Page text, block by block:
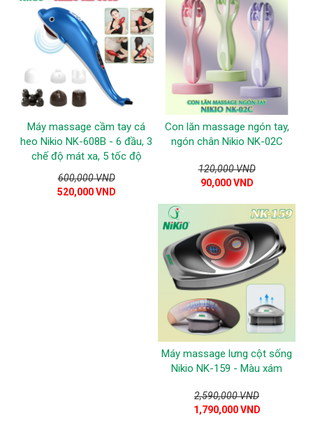
Máy massage cầm tay cá
heo Nikio NK-608B - 6 đầu, 3
chế độ mát xa, 5 tốc độ
600,000 VND
520,000 VND
Con lăn massage ngón tay,
ngón chân Nikio NK-02C
120,000 VND
90,000 VND
Máy massage lưng cột sống
Nikio NK-159 - Màu xám
2,590,000 VND
1,790,000 VND